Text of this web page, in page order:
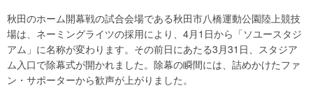
秋田のホーム開幕戦の試合会場である秋田市八橋運動公園陸上競技
場は、ネーミングライツの採用により、4月1日から「ソユースタジ
アム」に名称が変わります。その前日にあたる3月31日、スタジア
ム入口で除幕式が開かれました。除幕の瞬間には、詰めかけたファ
ン・サポーターから歓声が上がりました。